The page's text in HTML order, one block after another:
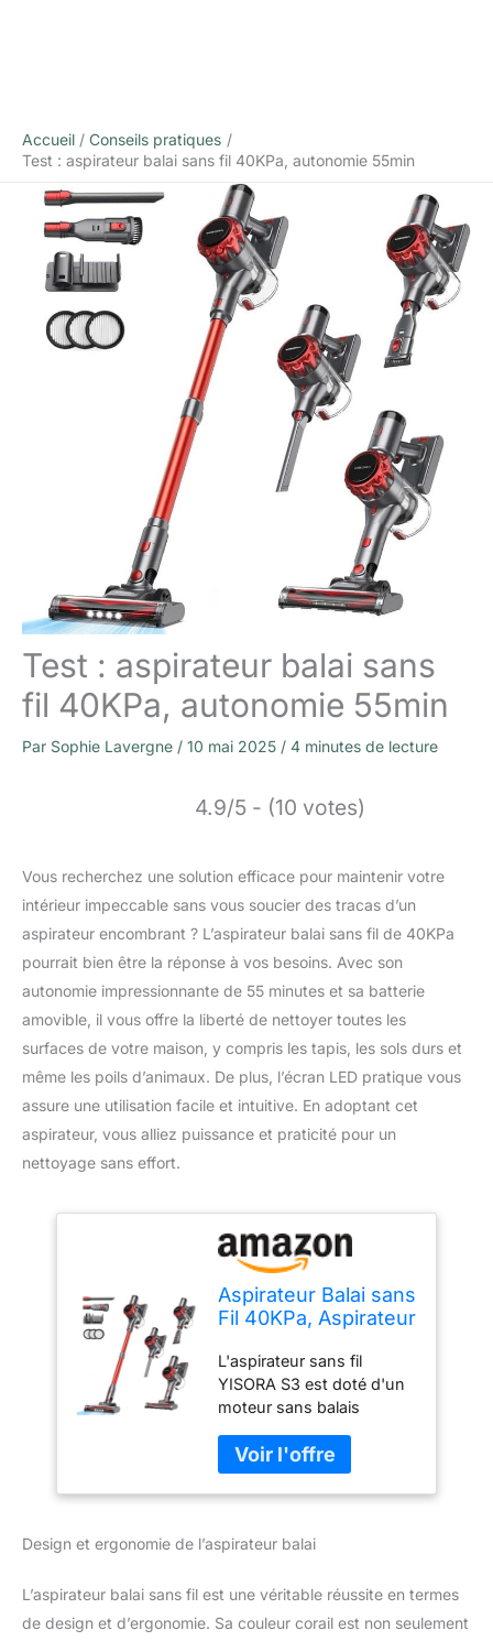
Accueil
Conseils pratiques
Test : aspirateur balai sans fil 40KPa, autonomie 55min
Test : aspirateur balai sans
fil 40KPa, autonomie 55min
Par Sophie Lavergne / 10 mai 2025 / 4 minutes de lecture
4.9/5 - (10 votes)
Vous recherchez une solution efficace pour maintenir votre
intérieur impeccable sans vous soucier des tracas d’un
aspirateur encombrant ? L’aspirateur balai sans fil de 40KPa
pourrait bien être la réponse à vos besoins. Avec son
autonomie impressionnante de 55 minutes et sa batterie
amovible, il vous offre la liberté de nettoyer toutes les
surfaces de votre maison, y compris les tapis, les sols durs et
même les poils d’animaux. De plus, l’écran LED pratique vous
assure une utilisation facile et intuitive. En adoptant cet
aspirateur, vous alliez puissance et praticité pour un
nettoyage sans effort.
Aspirateur Balai sans
Fil 40KPa, Aspirateur
Aspirateurs 55min
d'autonomie,
Batterie Amovible,
Aspirateur Balai avec
écran LED pour
Tapis/Poils
d'animaux/Sols
L'aspirateur sans fil
YISORA S3 est doté d'un
moteur sans balais
une forte puissance
d'aspiration de 40000Pa
en mode Max. Avec sa
cellules de 2600 mAh, il
d'autonomie pour un
nettoyage en profondeur
Design et ergonomie de l’aspirateur balai
L’aspirateur balai sans fil est une véritable réussite en termes
de design et d’ergonomie. Sa couleur corail est non seulement